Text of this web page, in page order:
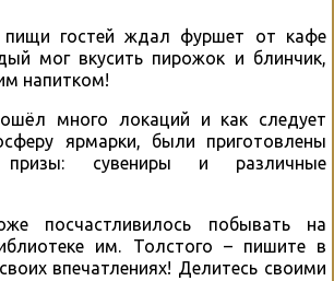
пищи гостей ждал фуршет от кафе
мог вкусить пирожок и блинчик,
напитком!
много локаций и как следует
ярмарки, были приготовлены
призы: сувениры и различные
посчастливилось побывать на
им. Толстого – пишите в
впечатлениях! Делитесь своими